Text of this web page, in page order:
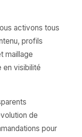
activons tous
profils
maillage
en visibilité
de
pour